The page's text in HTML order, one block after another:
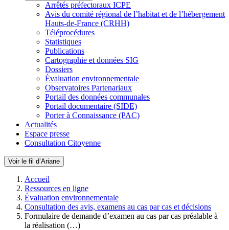
Arrêtés préfectoraux ICPE
Avis du comité régional de l’habitat et de l’hébergement
Hauts-de-France (CRHH)
Téléprocédures
Statistiques
Publications
Cartographie et données SIG
Dossiers
Évaluation environnementale
Observatoires Partenariaux
Portail des données communales
Portail documentaire (SIDE)
Porter à Connaissance (PAC)
Actualités
Espace presse
Consultation Citoyenne
Voir le fil d’Ariane
Accueil
Ressources en ligne
Évaluation environnementale
Consultation des avis, examens au cas par cas et décisions
Formulaire de demande d’examen au cas par cas préalable à
la réalisation (…)